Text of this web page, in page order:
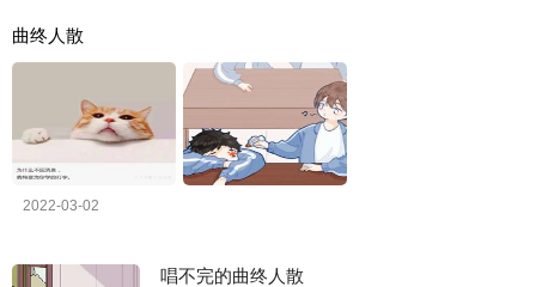
曲终人散
2022-03-02
唱不完的曲终人散